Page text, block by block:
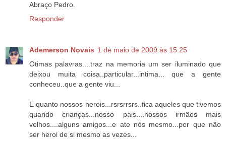
Abraço Pedro.
Responder
Ademerson Novais 1 de maio de 2009 às 15:25
Otimas palavras....traz na memoria um ser iluminado que
deixou muita coisa..particular...intima... que a gente
conheceu..que a gente viu...
E quanto nossos herois...rsrsrrsrs..fica aqueles que tivemos
quando crianças...nosso pais....nossos irmãos mais
velhos....alguns amigos...e ate nós mesmo...por que não
ser heroi de si mesmo as vezes...